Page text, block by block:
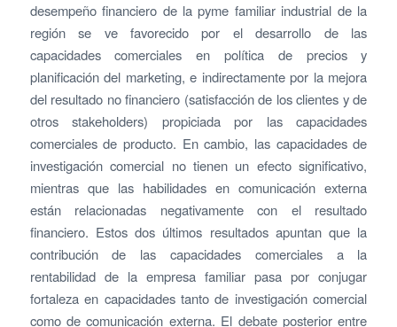
desempeño financiero de la pyme familiar industrial de la
región se ve favorecido por el desarrollo de las
capacidades comerciales en política de precios y
planificación del marketing, e indirectamente por la mejora
del resultado no financiero (satisfacción de los clientes y de
otros stakeholders) propiciada por las capacidades
comerciales de producto. En cambio, las capacidades de
investigación comercial no tienen un efecto significativo,
mientras que las habilidades en comunicación externa
están relacionadas negativamente con el resultado
financiero. Estos dos últimos resultados apuntan que la
contribución de las capacidades comerciales a la
rentabilidad de la empresa familiar pasa por conjugar
fortaleza en capacidades tanto de investigación comercial
como de comunicación externa. El debate posterior entre